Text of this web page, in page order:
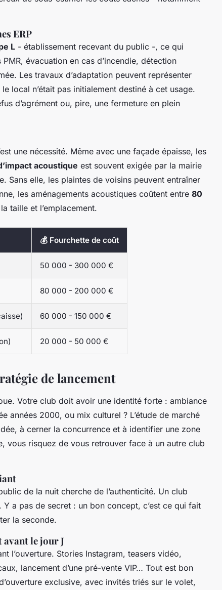
ERP
L - établissement recevant du public -, ce qui
évacuation en cas d’incendie, détection
Les travaux d’adaptation peuvent représenter
local n’était pas initialement destiné à cet usage.
d’agrément ou, pire, une fermeture en plein
une nécessité. Même avec une façade épaisse, les
acoustique est souvent exigée par la mairie
Sans elle, les plaintes de voisins peuvent entraîner
les aménagements acoustiques coûtent entre 80
taille et l’emplacement.
💰 Fourchette de coût
50 000 - 300 000 €
80 000 - 200 000 €
60 000 - 150 000 €
20 000 - 50 000 €
de lancement
Votre club doit avoir une identité forte : ambiance
années 2000, ou mix culturel ? L’étude de marché
à cerner la concurrence et à identifier une zone
vous risquez de vous retrouver face à un autre club
de la nuit cherche de l’authenticité. Un club
a pas de secret : un bon concept, c’est ce qui fait
la seconde.
le jour J
l’ouverture. Stories Instagram, teasers vidéo,
lancement d’une pré-vente VIP… Tout est bon
exclusive, avec invités triés sur le volet,